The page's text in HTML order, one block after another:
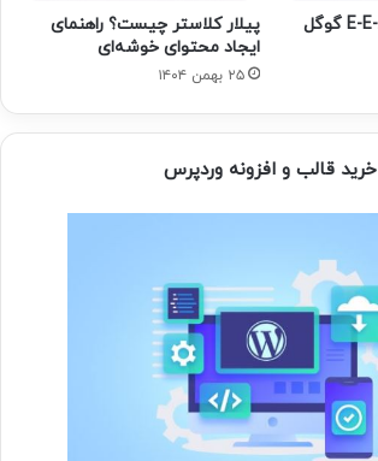
پیلار کلاستر چیست؟ راهنمای
ایجاد محتوای خوشه‌ای
۲۵ بهمن ۱۴۰۴
خرید قالب و افزونه وردپرس